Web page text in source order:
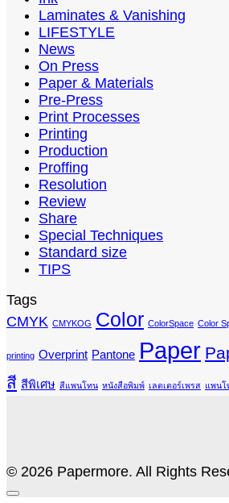
Laminates & Vanishing
LIFESTYLE
News
On Press
Paper & Materials
Pre-Press
Print Processes
Printing
Production
Proffing
Resolution
Review
Share
Special Techniques
Standard size
TIPS
Tags
CMYK CMYKOG Color ColorSpace Color
printing Overprint Pantone Paper
สี สีพิเศษ สีแพนโทน หนังสือพิมพ์ เลตเตอร์เพรส แพนโ
© 2026 Papermore. All Rights